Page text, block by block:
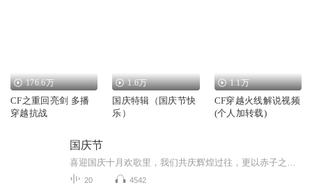
176.6万
CF之重回亮剑 多播
穿越抗战
1.6万
国庆特辑（国庆节快
乐）
1.1万
CF穿越火线解说视频
(个人加转载)
国庆节
20 4542